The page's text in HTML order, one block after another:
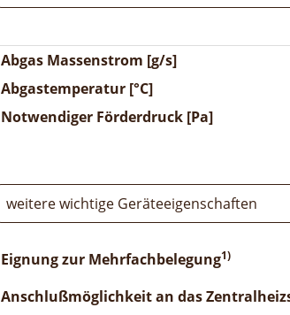
Abgas Massenstrom [g/s]
Abgastemperatur [°C]
Notwendiger Förderdruck [Pa]
weitere wichtige Geräteeigenschaften
Eignung zur Mehrfachbelegung1)
Anschlußmöglichkeit an das